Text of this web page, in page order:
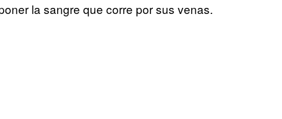
la sangre que corre por sus venas.